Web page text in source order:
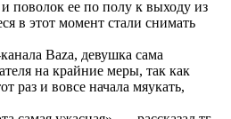
и поволок ее по полу к выходу из
в этот момент стали снимать
Baza, девушка сама
на крайние меры, так как
раз и вовсе начала мяукать,